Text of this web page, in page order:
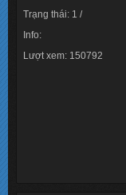
Trạng thái: 1 /
Info:
Lượt xem: 150792